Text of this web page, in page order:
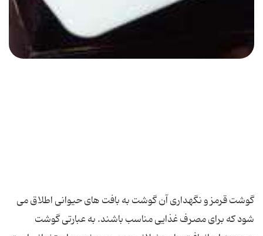
گوشت قرمز و نگهداری آن گوشت به بافت های حیوانی اطلاق می
شود که برای مصرف غذایی مناسب باشند. به عبارتی گوشت